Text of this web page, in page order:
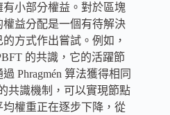
小部分權益。對於區塊
益分配是一個有待解決
方式作出嘗試。例如，
的共識，它的活躍節
Phragmén 算法獲得相同
共識機制，可以實現節點
權重正在逐步下降，從